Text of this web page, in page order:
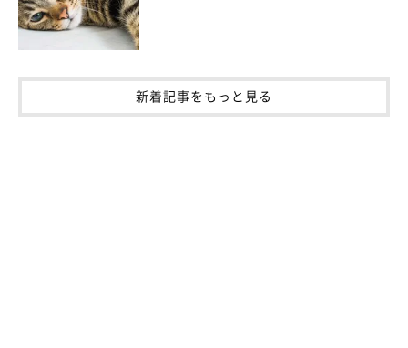
新着記事をもっと見る